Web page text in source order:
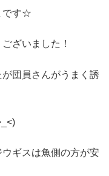
です☆
ざいました！
団員さんがうまく誘
ギスは魚側の方が安